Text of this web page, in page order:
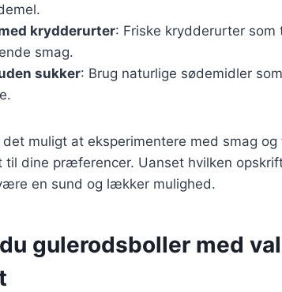
krydderurter: Friske krydderurter som
smag.
sukker: Brug naturlige sødemidler
muligt at eksperimentere med smag
til dine præferencer. Uanset hvilken
en sund og lækker mulighed.
gulerodsboller med